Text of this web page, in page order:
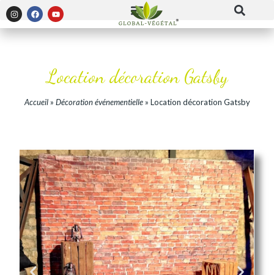
Panneau de gestion des cookies
Location décoration Gatsby
Accueil» Décoration événementielle» Location décoration Gatsby